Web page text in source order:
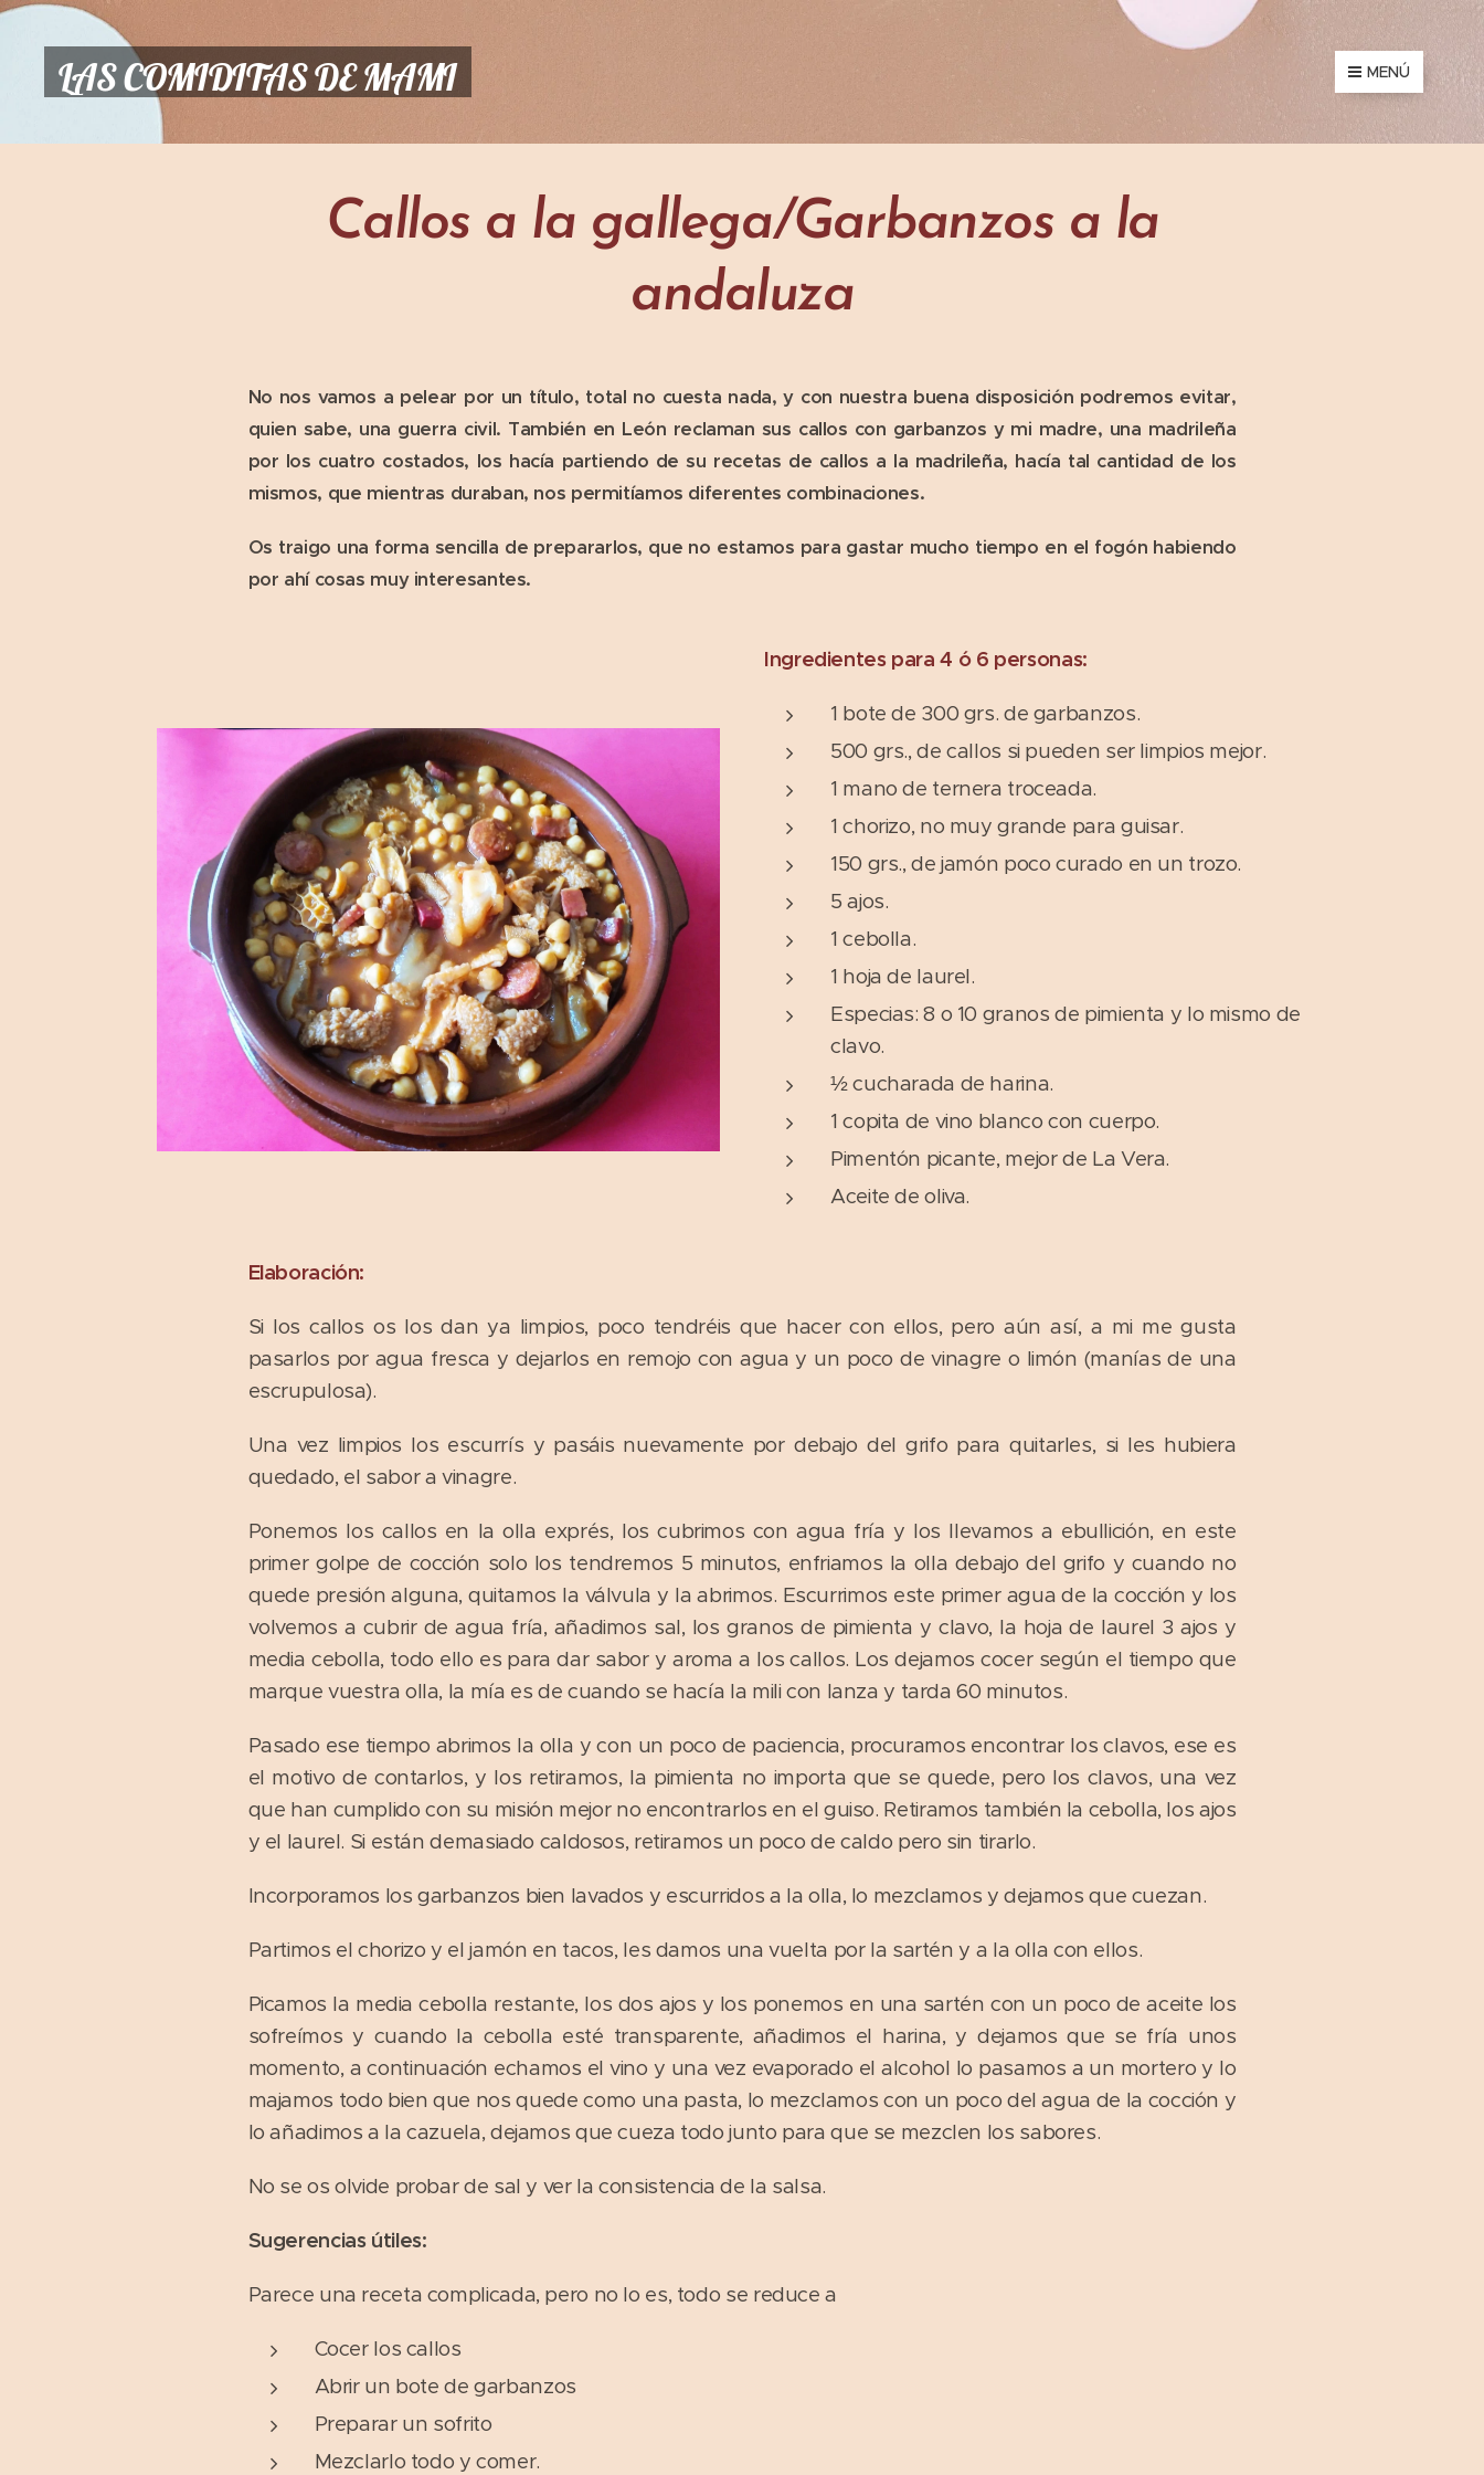
LAS COMIDITAS DE MAMI MENÚ
Callos a la gallega/Garbanzos a la
andaluza
No nos vamos a pelear por un título, total no cuesta nada, y con nuestra buena disposición podremos evitar,
quien sabe, una guerra civil. También en León reclaman sus callos con garbanzos y mi madre, una madrileña
por los cuatro costados, los hacía partiendo de su recetas de callos a la madrileña, hacía tal cantidad de los
mismos, que mientras duraban, nos permitíamos diferentes combinaciones.
Os traigo una forma sencilla de prepararlos, que no estamos para gastar mucho tiempo en el fogón habiendo
por ahí cosas muy interesantes.
Ingredientes para 4 ó 6 personas:
1 bote de 300 grs. de garbanzos.
500 grs., de callos si pueden ser limpios mejor.
1 mano de ternera troceada.
1 chorizo, no muy grande para guisar.
150 grs., de jamón poco curado en un trozo.
5 ajos.
1 cebolla.
1 hoja de laurel.
Especias: 8 o 10 granos de pimienta y lo mismo de
clavo.
½ cucharada de harina.
1 copita de vino blanco con cuerpo.
Pimentón picante, mejor de La Vera.
Aceite de oliva.
Elaboración:
Si los callos os los dan ya limpios, poco tendréis que hacer con ellos, pero aún así, a mi me gusta
pasarlos por agua fresca y dejarlos en remojo con agua y un poco de vinagre o limón (manías de una
escrupulosa).
Una vez limpios los escurrís y pasáis nuevamente por debajo del grifo para quitarles, si les hubiera
quedado, el sabor a vinagre.
Ponemos los callos en la olla exprés, los cubrimos con agua fría y los llevamos a ebullición, en este
primer golpe de cocción solo los tendremos 5 minutos, enfriamos la olla debajo del grifo y cuando no
quede presión alguna, quitamos la válvula y la abrimos. Escurrimos este primer agua de la cocción y los
volvemos a cubrir de agua fría, añadimos sal, los granos de pimienta y clavo, la hoja de laurel 3 ajos y
media cebolla, todo ello es para dar sabor y aroma a los callos. Los dejamos cocer según el tiempo que
marque vuestra olla, la mía es de cuando se hacía la mili con lanza y tarda 60 minutos.
Pasado ese tiempo abrimos la olla y con un poco de paciencia, procuramos encontrar los clavos, ese es
el motivo de contarlos, y los retiramos, la pimienta no importa que se quede, pero los clavos, una vez
que han cumplido con su misión mejor no encontrarlos en el guiso. Retiramos también la cebolla, los ajos
y el laurel. Si están demasiado caldosos, retiramos un poco de caldo pero sin tirarlo.
Incorporamos los garbanzos bien lavados y escurridos a la olla, lo mezclamos y dejamos que cuezan.
Partimos el chorizo y el jamón en tacos, les damos una vuelta por la sartén y a la olla con ellos.
Picamos la media cebolla restante, los dos ajos y los ponemos en una sartén con un poco de aceite los
sofreímos y cuando la cebolla esté transparente, añadimos el harina, y dejamos que se fría unos
momento, a continuación echamos el vino y una vez evaporado el alcohol lo pasamos a un mortero y lo
majamos todo bien que nos quede como una pasta, lo mezclamos con un poco del agua de la cocción y
lo añadimos a la cazuela, dejamos que cueza todo junto para que se mezclen los sabores.
No se os olvide probar de sal y ver la consistencia de la salsa.
Sugerencias útiles:
Parece una receta complicada, pero no lo es, todo se reduce a
Cocer los callos
Abrir un bote de garbanzos
Preparar un sofrito
Mezclarlo todo y comer.